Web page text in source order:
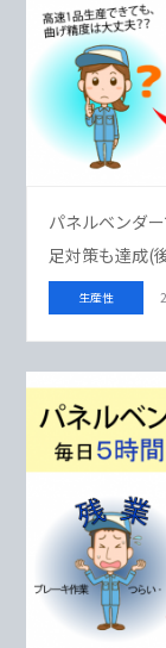
パネルベンダ
足対策も達成(
生産性